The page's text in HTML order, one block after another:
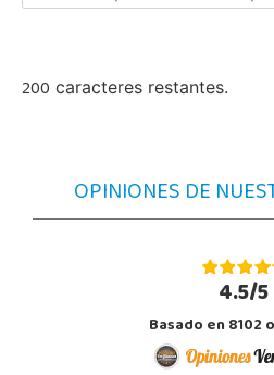
200 caracteres restantes.
OPINIONES DE
4.5/5
Basado en 8102